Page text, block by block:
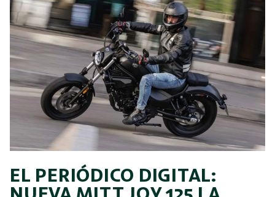
EL PERIÓDICO DIGITAL: